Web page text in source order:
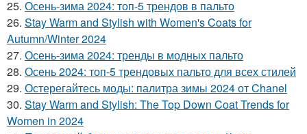
25. Осень-зима 2024: топ-5 трендов в пальто
26. Stay Warm and Stylish with Women's Coats for
Autumn/Winter 2024
27. Осень-зима 2024: тренды в модных пальто
28. Осень 2024: топ-5 трендовых пальто для всех стилей
29. Остерегайтесь моды: палитра зимы 2024 от Chanel
30. Stay Warm and Stylish: The Top Down Coat Trends for
Women in 2024